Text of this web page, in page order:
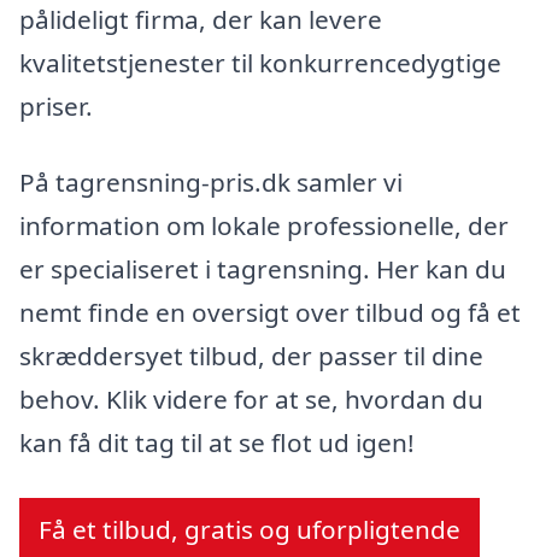
pålideligt firma, der kan levere
kvalitetstjenester til konkurrencedygtige
priser.
På tagrensning-pris.dk samler vi
information om lokale professionelle, der
er specialiseret i tagrensning. Her kan du
nemt finde en oversigt over tilbud og få et
skræddersyet tilbud, der passer til dine
behov. Klik videre for at se, hvordan du
kan få dit tag til at se flot ud igen!
Få et tilbud, gratis og uforpligtende